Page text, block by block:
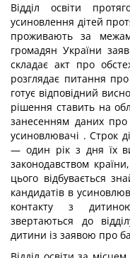
Відділ освіти
усиновлення дітей
проживають за
громадян України
складає акт про
розглядає питання
готує відповідний
рішення ставить на
занесенням даних про
усиновлювачі . Строк
— один рік з дня їх
законодавством
цього відбувається
кандидатів в
контакту з
звертаються до
дитини із заявою про